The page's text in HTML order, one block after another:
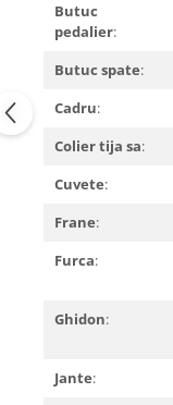
Butuc
pedalier:
Butuc spate:
Cadru:
Colier tija sa:
Cuvete:
Frane:
Furca:
Ghidon:
Jante: